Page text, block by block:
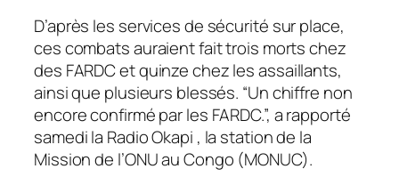
D’après les services de sécurité sur place,
ces combats auraient fait trois morts chez
des FARDC et quinze chez les assaillants,
ainsi que plusieurs blessés. “Un chiffre non
encore confirmé par les FARDC.”, a rapporté
samedi la Radio Okapi , la station de la
Mission de l’ONU au Congo (MONUC).